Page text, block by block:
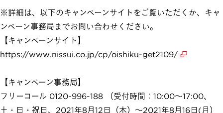
※詳細は、以下のキャンペーンサイトをご覧いただくか、キャ
ンペーン事務局までお問い合わせください。
【キャンペーンサイト】
https://www.nissui.co.jp/cp/oishiku-get2109/
【キャンペーン事務局】
フリーコール 0120-996-188 （受付時間：10:00～17:00、
土・日・祝日、2021年8月12日（木）～2021年8月16日(月）